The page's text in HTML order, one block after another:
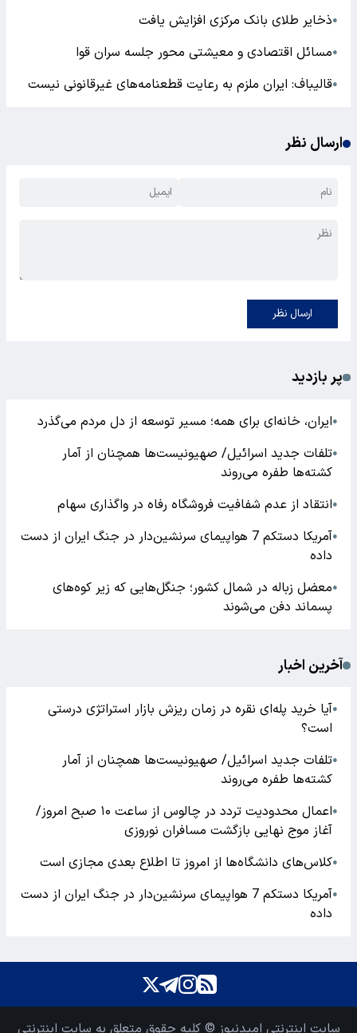
●ذخایر طلای بانک مرکزی افزایش یافت
●مسائل اقتصادی و معیشتی محور جلسه سران قوا
●قالیباف: ایران ملزم به رعایت قطعنامه‌های غیرقانونی نیست
ارسال نظر
ارسال نظر
پر بازدید
●ایران، خانه‌ای برای همه؛ مسیر توسعه از دل مردم می‌گذرد
●تلفات جدید اسرائیل/ صهیونیست‌ها همچنان از آمار
کشته‌ها طفره می‌روند
●انتقاد از عدم شفافیت فروشگاه رفاه در واگذاری سهام
●
آمریکا دستکم 7 هواپیمای سرنشین‌دار در جنگ ایران از دست
داده
●معضل زباله در شمال کشور؛ جنگل‌هایی که زیر کوه‌های
پسماند دفن می‌شوند
آخرین اخبار
●آیا خرید پله‌ای نقره در زمان ریزش بازار استراتژی درستی
است؟
●تلفات جدید اسرائیل/ صهیونیست‌ها همچنان از آمار
کشته‌ها طفره می‌روند
●
اعمال محدودیت تردد در چالوس از ساعت ۱۰ صبح امروز/
آغاز موج نهایی بازگشت مسافران نوروزی
●کلاس‌های دانشگاه‌ها از امروز تا اطلاع بعدی مجازی است
●
آمریکا دستکم 7 هواپیمای سرنشین‌دار در جنگ ایران از دست
داده